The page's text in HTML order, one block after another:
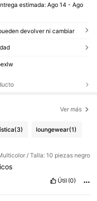
estimada:Ago 14 - Ago
devolver ni cambiar
Ver más
(3) loungewear(1)
/ Talla: 10 piezas negro
Útil (0)